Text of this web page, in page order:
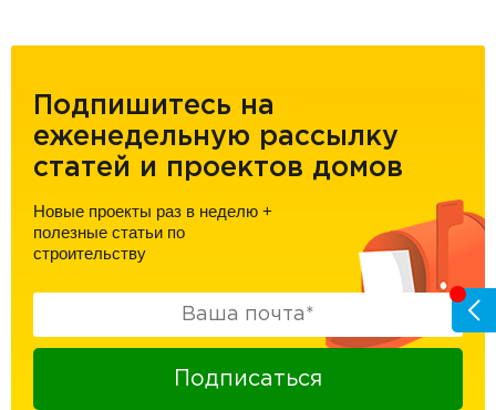
Подпишитесь на
еженедельную рассылку
статей и проектов домов
Новые проекты раз в неделю +
полезные статьи по
строительству
Подписаться